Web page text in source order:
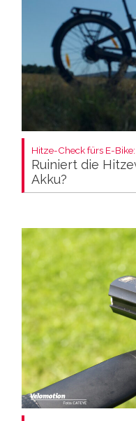
Hitze-Check fürs E-Bike:
Ruiniert die
Akku?